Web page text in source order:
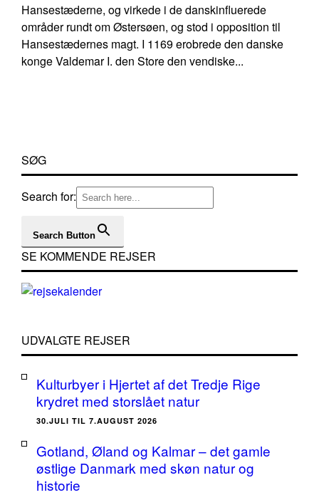
Hansestæderne, og virkede i de danskinfluerede
områder rundt om Østersøen, og stod i opposition til
Hansestædernes magt. I 1169 erobrede den danske
konge Valdemar I. den Store den vendiske...
SØG
Search for:
Search Button
SE KOMMENDE REJSER
UDVALGTE REJSER
Kulturbyer i Hjertet af det Tredje Rige
krydret med storslået natur
30.JULI TIL 7.AUGUST 2026
Gotland, Øland og Kalmar – det gamle
østlige Danmark med skøn natur og
historie